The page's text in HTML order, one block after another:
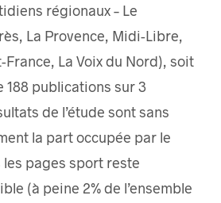
régionaux – Le
La Provence, Midi-Libre,
France, La Voix du Nord), soit
188 publications sur 3
de l’étude sont sans
la part occupée par le
pages sport reste
(à peine 2% de l’ensemble